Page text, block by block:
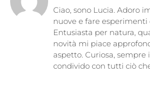
Ciao, sono Lucia. Adoro
nuove e fare esperimenti
Entusiasta per natura,
novità mi piace
aspetto. Curiosa, sempre
condivido con tutti ciò